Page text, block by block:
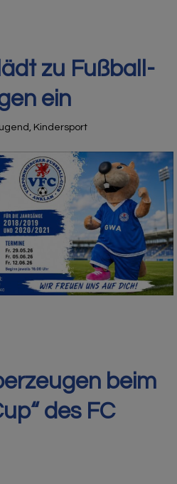
zu Fußball-
ein
, Kindersport
beim
des FC